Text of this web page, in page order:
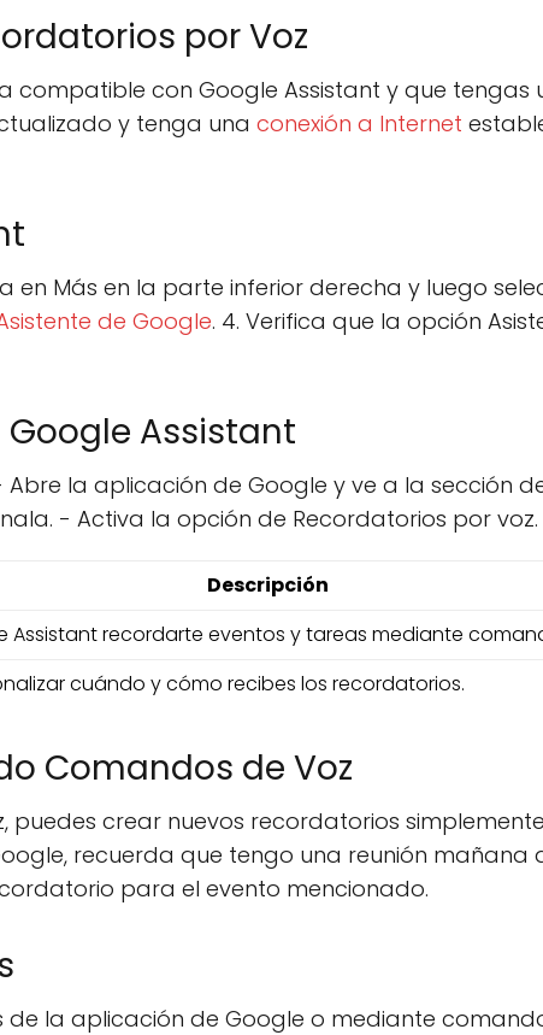
por Voz
compatible con Google Assistant y que tengas
y tenga una conexión a Internet
en Más en la parte inferior derecha y luego
de Google. 4. Verifica que la opción
Assistant
la aplicación de Google y ve a la sección
- Activa la opción de Recordatorios por voz.
Descripción
Assistant recordarte eventos y tareas mediante
cuándo y cómo recibes los recordatorios.
Comandos de Voz
crear nuevos recordatorios
recuerda que tengo una reunión mañana
para el evento mencionado.
la aplicación de Google o mediante